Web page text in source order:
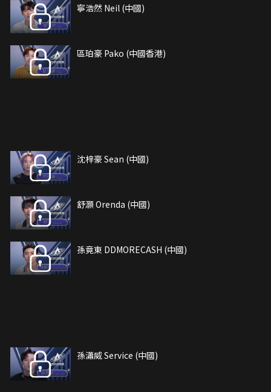
寧浩然 Neil (中國)
區珀豪 Pako (中國香港)
沈梓豪 Sean (中國)
舒灝 Orenda (中國)
孫竟東 DDMORECASH (中國)
孫瀟威 Service (中國)